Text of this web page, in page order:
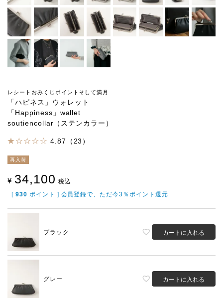
レシートおみくじポイントそして満月
「ハピネス」ウォレット
「Happiness」wallet
soutiencollar（ステンカラー）
4.87（23）
再入荷
¥ 34,100 税込
[ 930 ポイント ] 会員登録で、ただ今3％ポイント還元
ブラック カートに入れる
グレー カートに入れる